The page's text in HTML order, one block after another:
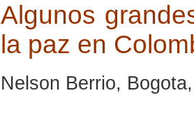
Algunos
la paz en
Nelson Berrio,